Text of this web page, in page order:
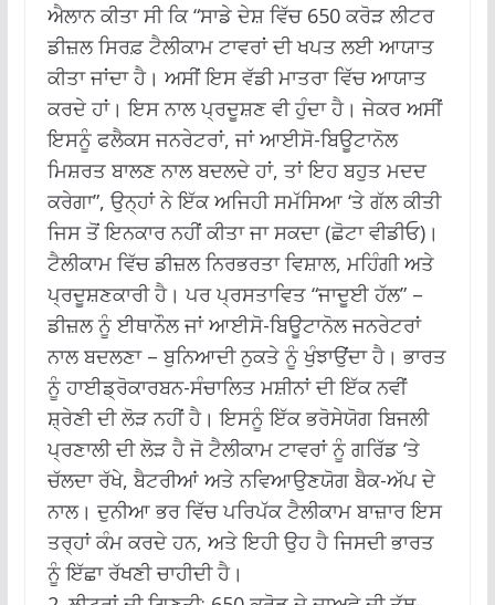
ਐਲਾਨ ਕੀਤਾ ਸੀ ਕਿ “ਸਾਡੇ ਦੇਸ਼ ਵਿੱਚ 650 ਕਰੋੜ ਲੀਟਰ
ਡੀਜ਼ਲ ਸਿਰਫ਼ ਟੈਲੀਕਾਮ ਟਾਵਰਾਂ ਦੀ ਖਪਤ ਲਈ ਆਯਾਤ
ਕੀਤਾ ਜਾਂਦਾ ਹੈ। ਅਸੀਂ ਇਸ ਵੱਡੀ ਮਾਤਰਾ ਵਿੱਚ ਆਯਾਤ
ਕਰਦੇ ਹਾਂ। ਇਸ ਨਾਲ ਪ੍ਰਦੂਸ਼ਣ ਵੀ ਹੁੰਦਾ ਹੈ। ਜੇਕਰ ਅਸੀਂ
ਇਸਨੂੰ ਫਲੈਕਸ ਜਨਰੇਟਰਾਂ, ਜਾਂ ਆਈਸੋ-ਬਿਊਟਾਨੋਲ
ਮਿਸ਼ਰਤ ਬਾਲਣ ਨਾਲ ਬਦਲਦੇ ਹਾਂ, ਤਾਂ ਇਹ ਬਹੁਤ ਮਦਦ
ਕਰੇਗਾ”, ਉਨ੍ਹਾਂ ਨੇ ਇੱਕ ਅਜਿਹੀ ਸਮੱਸਿਆ ‘ਤੇ ਗੱਲ ਕੀਤੀ
ਜਿਸ ਤੋਂ ਇਨਕਾਰ ਨਹੀਂ ਕੀਤਾ ਜਾ ਸਕਦਾ (ਛੋਟਾ ਵੀਡੀਓ)।
ਟੈਲੀਕਾਮ ਵਿੱਚ ਡੀਜ਼ਲ ਨਿਰਭਰਤਾ ਵਿਸ਼ਾਲ, ਮਹਿੰਗੀ ਅਤੇ
ਪ੍ਰਦੂਸ਼ਣਕਾਰੀ ਹੈ। ਪਰ ਪ੍ਰਸਤਾਵਿਤ “ਜਾਦੂਈ ਹੱਲ” –
ਡੀਜ਼ਲ ਨੂੰ ਈਥਾਨੌਲ ਜਾਂ ਆਈਸੋ-ਬਿਊਟਾਨੋਲ ਜਨਰੇਟਰਾਂ
ਨਾਲ ਬਦਲਣਾ – ਬੁਨਿਆਦੀ ਨੁਕਤੇ ਨੂੰ ਖੁੰਝਾਉਂਦਾ ਹੈ। ਭਾਰਤ
ਨੂੰ ਹਾਈਡ੍ਰੋਕਾਰਬਨ-ਸੰਚਾਲਿਤ ਮਸ਼ੀਨਾਂ ਦੀ ਇੱਕ ਨਵੀਂ
ਸ਼੍ਰੇਣੀ ਦੀ ਲੋੜ ਨਹੀਂ ਹੈ। ਇਸਨੂੰ ਇੱਕ ਭਰੋਸੇਯੋਗ ਬਿਜਲੀ
ਪ੍ਰਣਾਲੀ ਦੀ ਲੋੜ ਹੈ ਜੋ ਟੈਲੀਕਾਮ ਟਾਵਰਾਂ ਨੂੰ ਗਰਿੱਡ ‘ਤੇ
ਚੱਲਦਾ ਰੱਖੇ, ਬੈਟਰੀਆਂ ਅਤੇ ਨਵਿਆਉਣਯੋਗ ਬੈਕ-ਅੱਪ ਦੇ
ਨਾਲ। ਦੁਨੀਆ ਭਰ ਵਿੱਚ ਪਰਿਪੱਕ ਟੈਲੀਕਾਮ ਬਾਜ਼ਾਰ ਇਸ
ਤਰ੍ਹਾਂ ਕੰਮ ਕਰਦੇ ਹਨ, ਅਤੇ ਇਹੀ ਉਹ ਹੈ ਜਿਸਦੀ ਭਾਰਤ
ਨੂੰ ਇੱਛਾ ਰੱਖਣੀ ਚਾਹੀਦੀ ਹੈ।